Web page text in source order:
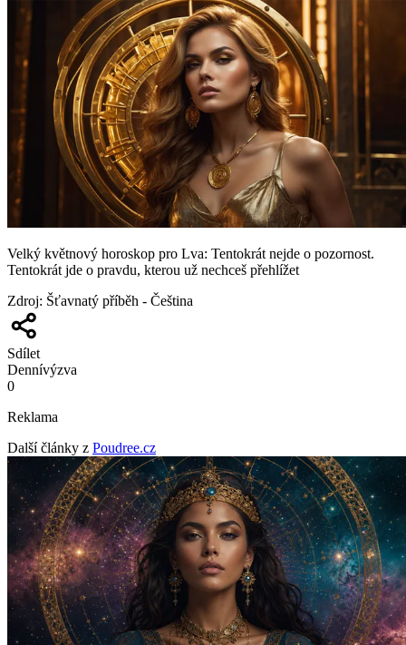
Velký květnový horoskop pro Lva: Tentokrát nejde o pozornost.
Tentokrát jde o pravdu, kterou už nechceš přehlížet
Zdroj: Šťavnatý příběh - Čeština
Sdílet
Dennívýzva
0
Reklama
Další články z Poudree.cz